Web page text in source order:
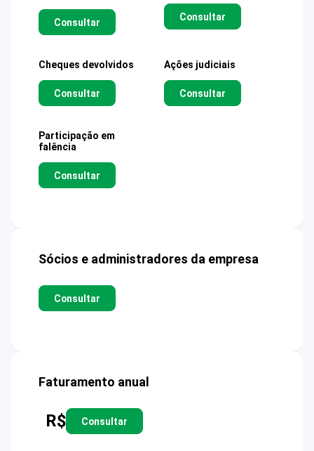
Consultar Consultar
Cheques devolvidos
Consultar
Ações judiciais
Consultar
Participação em
falência
Consultar
Sócios e administradores da empresa
Consultar
Faturamento anual
R$ Consultar